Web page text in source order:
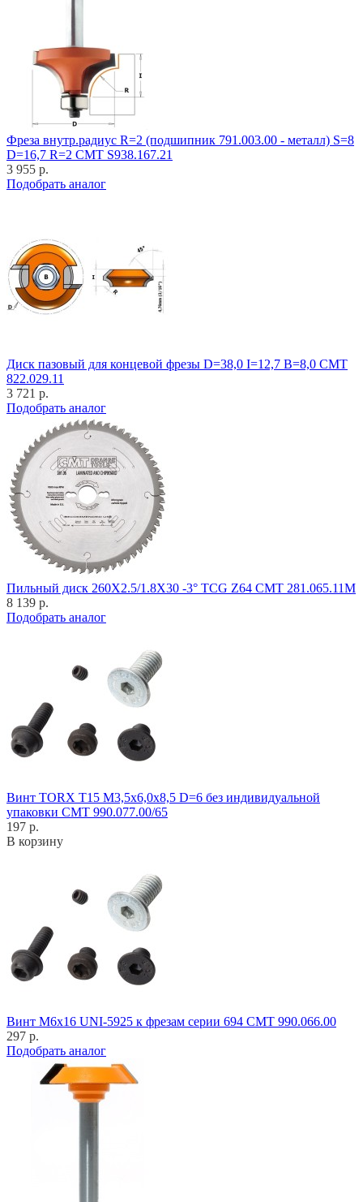
Фреза внутр.радиус R=2 (подшипник 791.003.00 - металл) S=8
D=16,7 R=2 CMT S938.167.21
3 955 р.
Подобрать аналог
Диск пазовый для концевой фрезы D=38,0 I=12,7 B=8,0 CMT
822.029.11
3 721 р.
Подобрать аналог
Пильный диск 260X2.5/1.8X30 -3° TCG Z64 CMT 281.065.11M
8 139 р.
Подобрать аналог
Винт TORX T15 M3,5x6,0x8,5 D=6 без индивидуальной
упаковки CMT 990.077.00/65
197 р.
В корзину
Винт M6x16 UNI-5925 к фрезам серии 694 CMT 990.066.00
297 р.
Подобрать аналог